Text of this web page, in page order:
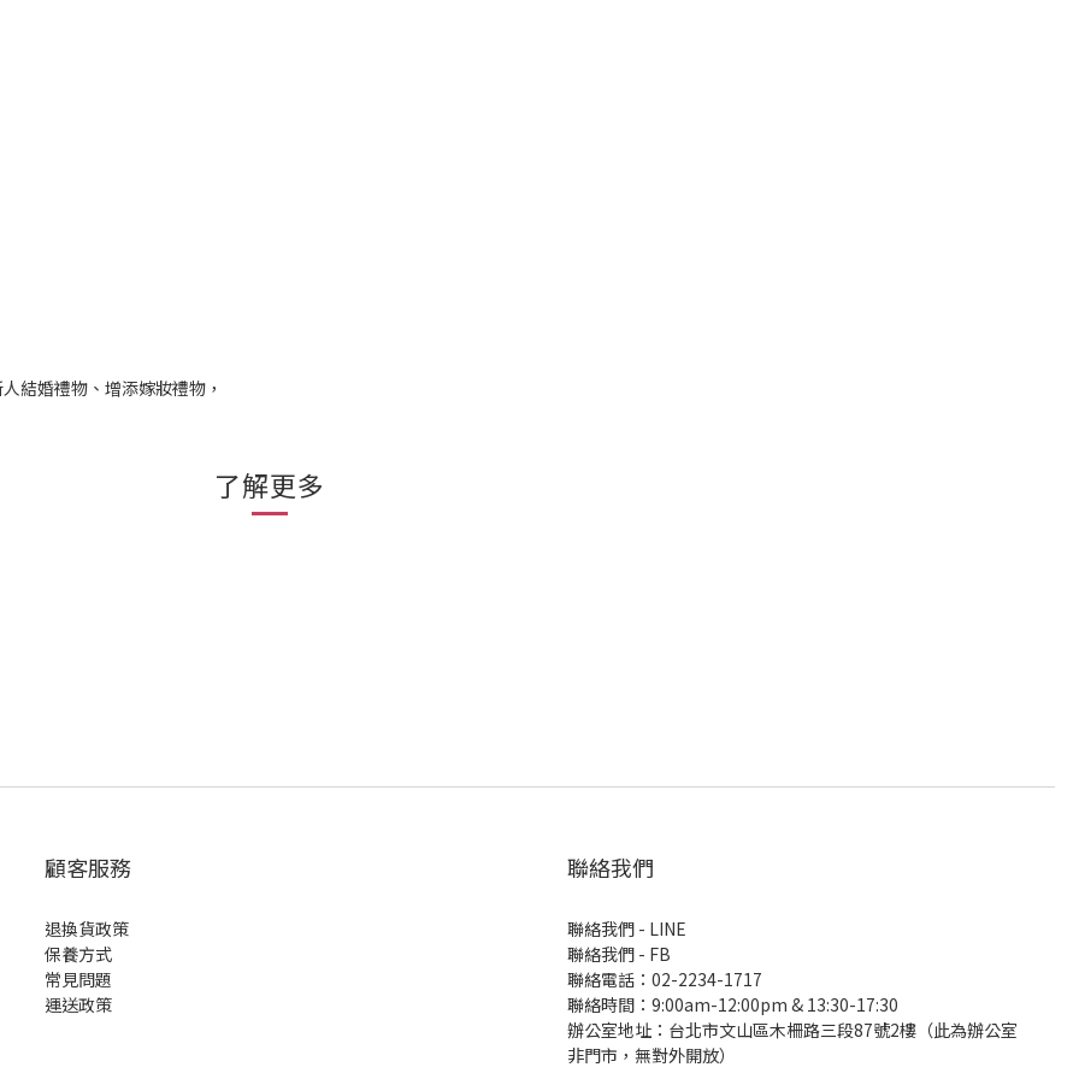
結婚禮物、增添嫁妝禮物，
了解更多
顧客服務
退換貨政策
保養方式
常見問題
運送政策
聯絡我們
聯絡我們 - LINE
聯絡我們 - FB
聯絡電話：02-2234-1717
聯絡時間：9:00am-12:00pm & 13:30-17:30
辦公室地址：台北市文山區木柵路三段87號2樓（此為辦公室
非門市，無對外開放）